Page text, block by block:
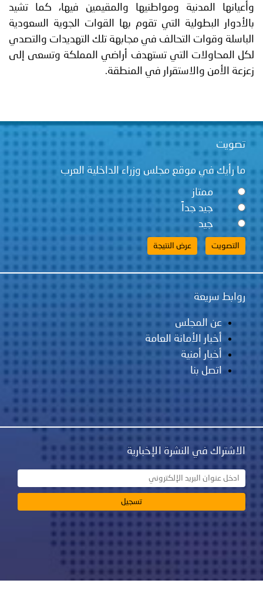
وأعيانها المدنية ومواطنيها والمقيمين فيها، كما تشيد
بالأدوار البطولية التي تقوم بها القوات الجوية السعودية
الباسلة وقوات التحالف في مجابهة تلك التهديدات والتصدي
لكل المحاولات التي تستهدف أراضي المملكة وتسعى إلى
زعزعة الأمن والاستقرار في المنطقة.
تصويت
ما رأيك في موقع مجلس وزراء الداخلية العرب
ممتاز
جيد جداً
جيد
روابط سريعة
عن المجلس
أخبار الأمانة العامة
أخبار أمنية
اتصل بنا
الاشتراك في النشرة الإخبارية